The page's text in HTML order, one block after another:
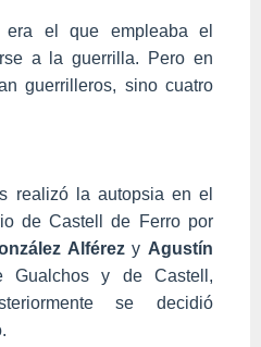
era el que empleaba el
a la guerrilla. Pero en
guerrilleros, sino cuatro
realizó la autopsia en el
de Castell de Ferro por
Alférezy Agustín
Gualchos y de Castell,
se decidió